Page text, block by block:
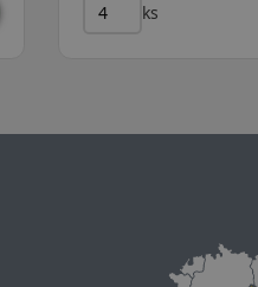
ks